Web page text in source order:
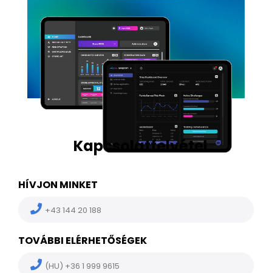
Kapcsolatfelvétel
HÍVJON MINKET
+43 144 20 188
TOVÁBBI ELÉRHETŐSÉGEK
(HU) +36 1 999 9615